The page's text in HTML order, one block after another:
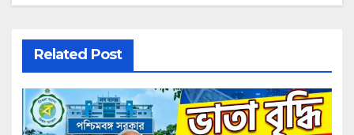
Related Post